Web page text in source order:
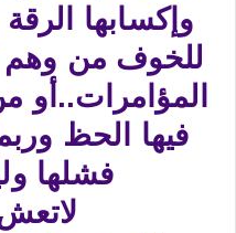
وإكسابها
للخوف من
المؤامرات..أو
فيها الحظ
فشلها